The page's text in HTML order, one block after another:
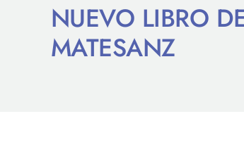
NUEVO LIBRO
MATESANZ